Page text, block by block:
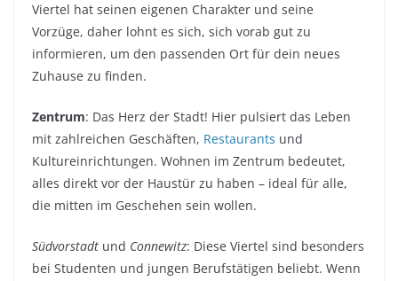
Viertel hat seinen eigenen Charakter und seine
Vorzüge, daher lohnt es sich, sich vorab gut zu
informieren, um den passenden Ort für dein neues
Zuhause zu finden.
Zentrum: Das Herz der Stadt! Hier pulsiert das Leben
mit zahlreichen Geschäften, Restaurants und
Kultureinrichtungen. Wohnen im Zentrum bedeutet,
alles direkt vor der Haustür zu haben – ideal für alle,
die mitten im Geschehen sein wollen.
Südvorstadt und Connewitz: Diese Viertel sind besonders
bei Studenten und jungen Berufstätigen beliebt. Wenn